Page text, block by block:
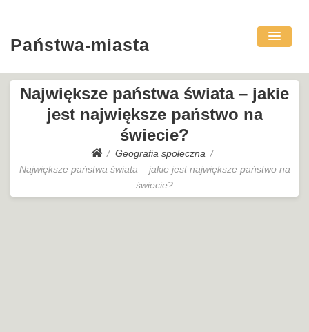
Państwa-miasta
Największe państwa świata – jakie
jest największe państwo na
świecie?
Geografia społeczna
Największe państwa świata – jakie jest największe państwo na
świecie?